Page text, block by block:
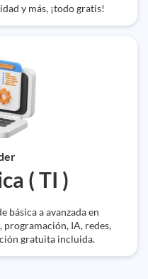
y más, ¡todo gratis!
( TI )
básica a avanzada en
IA, redes,
gratuita incluida.